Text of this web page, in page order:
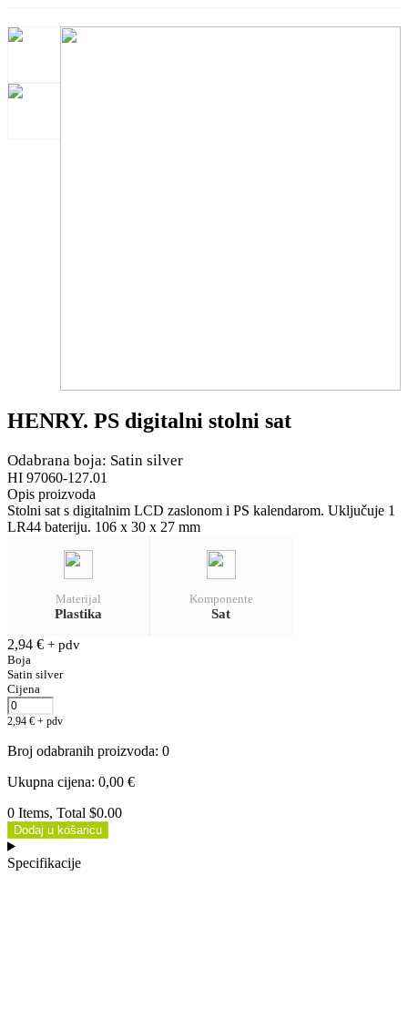
HENRY. PS digitalni stolni sat
Odabrana boja: Satin silver
HI 97060-127.01
Opis proizvoda
Stolni sat s digitalnim LCD zaslonom i PS kalendarom. Uključuje 1
LR44 bateriju. 106 x 30 x 27 mm
Materijal
Plastika
Komponente
Sat
2,94 € + pdv
Boja
Satin silver
Cijena
2,94 € + pdv
Broj odabranih proizvoda: 0
Ukupna cijena: 0,00 €
0 Items, Total $0.00
Dodaj u košaricu
Specifikacije